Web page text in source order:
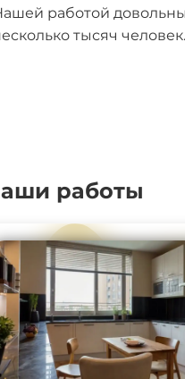
работой
тысяч человек.
работы